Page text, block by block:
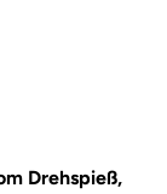
Drehspieß,